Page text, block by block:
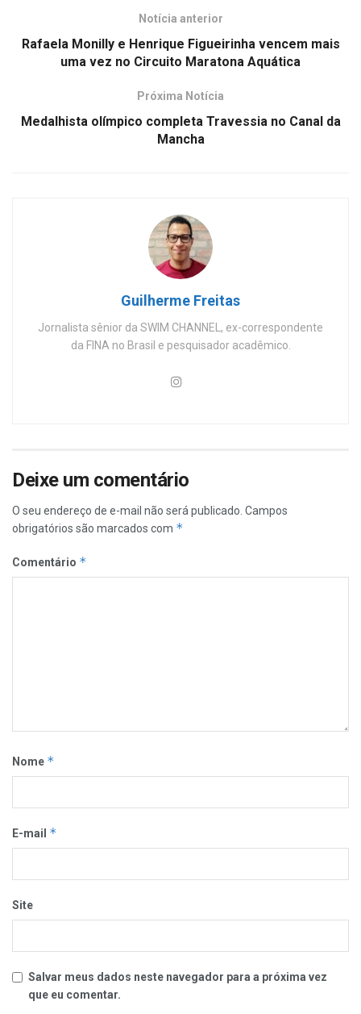
Notícia anterior
Rafaela Monilly e Henrique Figueirinha vencem mais
uma vez no Circuito Maratona Aquática
Próxima Notícia
Medalhista olímpico completa Travessia no Canal da
Mancha
Guilherme Freitas
Jornalista sênior da SWIM CHANNEL, ex-correspondente
da FINA no Brasil e pesquisador acadêmico.
Deixe um comentário
O seu endereço de e-mail não será publicado. Campos
obrigatórios são marcados com *
Comentário *
Nome *
E-mail *
Site
Salvar meus dados neste navegador para a próxima vez
que eu comentar.